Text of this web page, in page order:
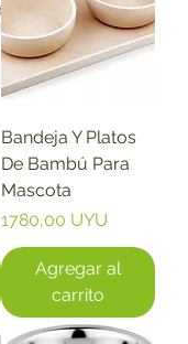
Bandeja Y Platos
De Bambú Para
Mascota
Precio
1780,00 UYU
Agregar al
carrito